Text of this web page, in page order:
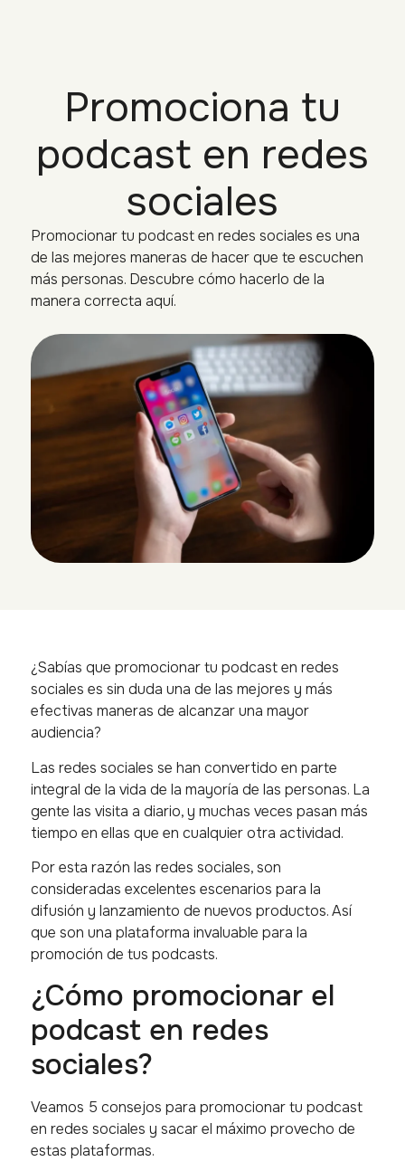
Promociona tu
podcast en redes
sociales
Promocionar tu podcast en redes sociales es una
de las mejores maneras de hacer que te escuchen
más personas. Descubre cómo hacerlo de la
manera correcta aquí.
¿Sabías que promocionar tu podcast en redes
sociales es sin duda una de las mejores y más
efectivas maneras de alcanzar una mayor
audiencia?
Las redes sociales se han convertido en parte
integral de la vida de la mayoría de las personas. La
gente las visita a diario, y muchas veces pasan más
tiempo en ellas que en cualquier otra actividad.
Por esta razón las redes sociales, son
consideradas excelentes escenarios para la
difusión y lanzamiento de nuevos productos. Así
que son una plataforma invaluable para la
promoción de tus podcasts.
¿Cómo promocionar el
podcast en redes
sociales?
Veamos 5 consejos para promocionar tu podcast
en redes sociales y sacar el máximo provecho de
estas plataformas.